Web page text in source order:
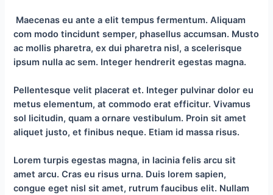
Maecenas eu ante a elit tempus fermentum. Aliquam
com modo tincidunt semper, phasellus accumsan. Musto
ac mollis pharetra, ex dui pharetra nisl, a scelerisque
ipsum nulla ac sem. Integer hendrerit egestas magna.
Pellentesque velit placerat et. Integer pulvinar dolor eu
metus elementum, at commodo erat efficitur. Vivamus
sol licitudin, quam a ornare vestibulum. Proin sit amet
aliquet justo, et finibus neque. Etiam id massa risus.
Lorem turpis egestas magna, in lacinia felis arcu sit
amet arcu. Cras eu risus urna. Duis lorem sapien,
congue eget nisl sit amet, rutrum faucibus elit. Nullam